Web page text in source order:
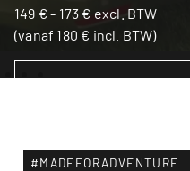
149 € - 173 € excl. BTW
(vanaf 180 € incl. BTW)
#MADEFORADVENTURE